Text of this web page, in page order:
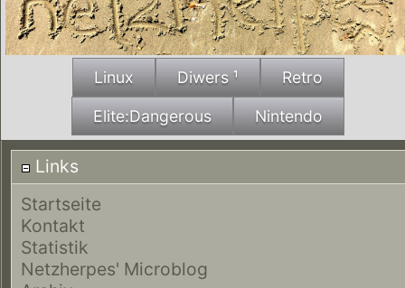
Linux Diwers ¹ Retro
Elite:Dangerous Nintendo
Links
Startseite
Kontakt
Statistik
Netzherpes' Microblog